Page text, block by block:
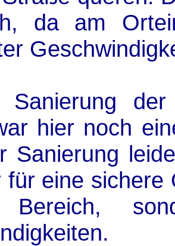
da am
hier noch
Sanierung
für eine
Bereich,